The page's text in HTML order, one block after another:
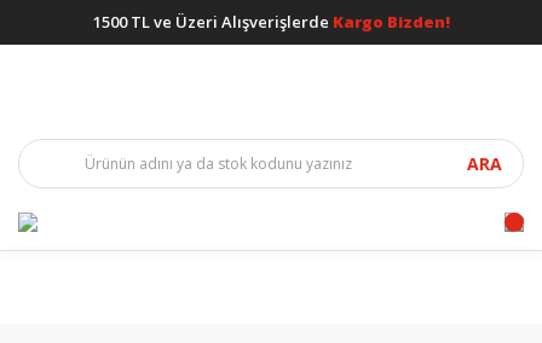
1500 TL ve Üzeri Alışverişlerde Kargo Bizden!
ARA